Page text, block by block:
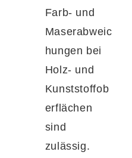
als natürliches
Farb- und
Maserabweic
hungen bei
Holz- und
Kunststoffob
erflächen
sind
zulässig.